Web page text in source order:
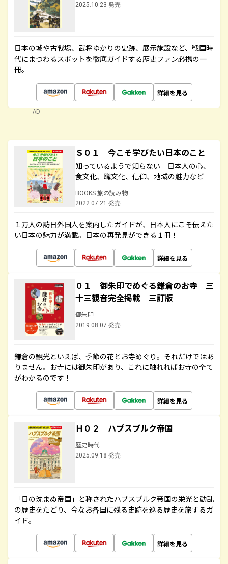
2025.10.23 発売
日本の城や古戦場、武将ゆかりの史跡、展示施設など、戦国時
代にまつわるスポットを徹底ガイドする歴史ファン必携の一
冊。
詳細を見る
AD
Ｓ０１ 今こそ学びたい日本のこと
知っているようで知らない 日本人の心、
食文化、職文化、信仰、地域の魅力など
BOOKS 旅の読み物
2022.07.21 発売
１万人の訪日外国人を案内したガイドが、日本人にこそ伝えた
い日本の魅力が満載。日本の再発見ができる１冊！
詳細を見る
０１ 御朱印でめぐる鎌倉のお寺 三
十三観音完全掲載 三訂版
御朱印
2019.08.07 発売
鎌倉の観光といえば、季節の花とお寺めぐり。それだけではあ
りません。お寺には御朱印があり、これに触れればお寺の全て
がわかるのです！
詳細を見る
Ｈ０２ ハプスブルク帝国
歴史時代
2025.09.18 発売
「日の沈まぬ帝国」と称されたハプスブルク帝国の栄光と動乱
の歴史をたどり、今なお各国に残る史跡を巡る歴史を旅するガ
イド。
詳細を見る